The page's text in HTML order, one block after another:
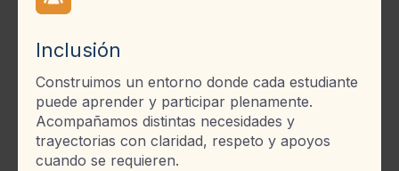
Inclusión
Construimos un entorno donde cada estudiante
puede aprender y participar plenamente.
Acompañamos distintas necesidades y
trayectorias con claridad, respeto y apoyos
cuando se requieren.